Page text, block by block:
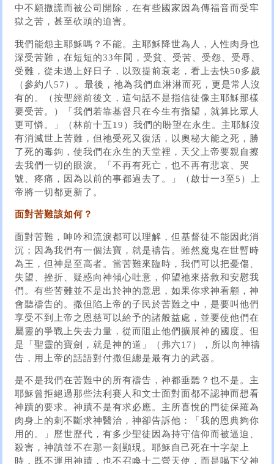
中不願撒謊而被公司開除，在有些國家因為傳福音而受牢
獄之苦，甚至砍頭的迫害。
我們能怨主耶穌嗎？不能。主耶穌降世為人，人性肉身也
深受苦難，在短短的33年間，受貧、受苦、受怨、受辱、
受難，從未過上好日子，以致提前衰老，看上去快50多歲
（參約八57）。最後，祂為我們血淋淋而死，更是常人沒
有的。（按聖經前後文，這句話不是指信徒像主耶穌那樣
要受苦。）「我們若靠基督只在今生有指望，就算比眾人
更可憐。」（林前十五19）我們的盼望在永生。主耶穌沒
有消滅世上苦難，但祂受死又復活，以奧秘大能之死，勝
了死的毒鉤，使我們在永生的天堂裡，天父上帝要親自擦
去我們一切的眼淚。「不再有死亡，也不再有悲哀、哭
號、疼痛，因為以前的事都過去了。」（啟廿一3至5）上
帝將一切都更新了。
面對苦難該如何？
面對苦難，呻吟和流淚都可以理解，但基督徒不能因此消
沉；因為我們有一個法寶，就是禱告。雖然魔鬼在世暫時
為王，但神是至高者。當苦難來臨時，我們可以把憂傷、
失望、挫折、疑惑向神傾心吐意，仰望祂來搭救和安慰我
們。有些苦難並不是出於神的意思，如果你求神看顧，神
會聽禱告的。撒但陷上帝的子民於苦難之中，是要叫他們
享受不到上帝之恩慈可以給予的諸般益處，並要使他們在
屬靈的爭戰上失去力量，從而阻止他們擴展神的國度。但
是「聖靈的寶劍，就是神的道」（弗六17），所以向神禱
告，用上帝的話語對付撒但總是最有力的武器。
是不是我們在苦難中的所有禱告，神都垂聽？也不是。主
耶穌曾拒絕過那些法利賽人和文士面對面都不認神而想看
神蹟的要求。神蹟不是有求必應。主所喜悅的門徒保羅為
肉身上的刺不斷求神醫治，神卻告訴他：「我的恩典夠你
用的。」歷世歷代，有多少聖徒因為持守信仰而被逼迫、
殺害，神蹟並不在那一刻顯現。耶穌自己死在十字架上
時，既不運用神蹟，也不召喚十二營天使，而是喝下父神